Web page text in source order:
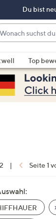
Du bist
Top
| Seite 1